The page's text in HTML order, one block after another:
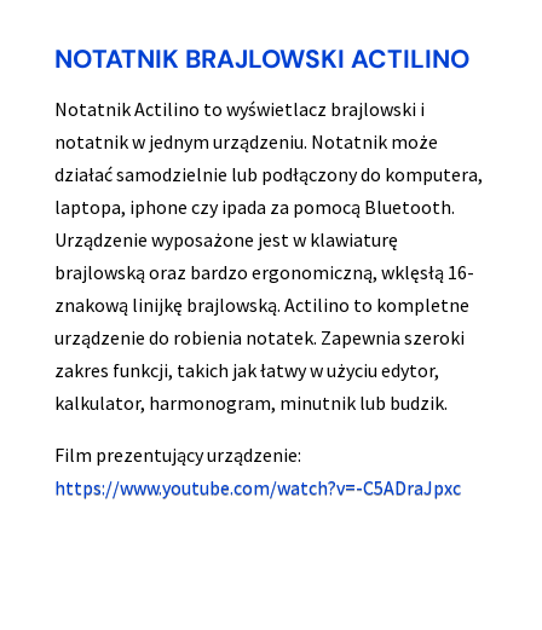
NOTATNIK BRAJLOWSKI ACTILINO
Notatnik Actilino to wyświetlacz brajlowski i
notatnik w jednym urządzeniu. Notatnik może
działać samodzielnie lub podłączony do komputera,
laptopa, iphone czy ipada za pomocą Bluetooth.
Urządzenie wyposażone jest w klawiaturę
brajlowską oraz bardzo ergonomiczną, wklęsłą 16-
znakową linijkę brajlowską. Actilino to kompletne
urządzenie do robienia notatek. Zapewnia szeroki
zakres funkcji, takich jak łatwy w użyciu edytor,
kalkulator, harmonogram, minutnik lub budzik.
Film prezentujący urządzenie:
https://www.youtube.com/watch?v=-C5ADraJpxc